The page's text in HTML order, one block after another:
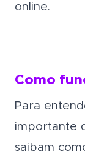
online.
Como
Para
importante
saibam